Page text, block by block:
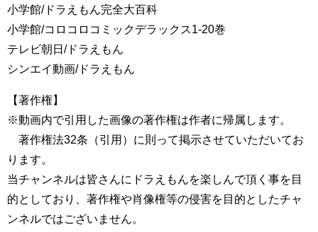
小学館/ドラえもん完全大百科
小学館/コロコロコミックデラックス1-20巻
テレビ朝日/ドラえもん
シンエイ動画/ドラえもん
【著作権】
※動画内で引用した画像の著作権は作者に帰属します。
著作権法32条（引用）に則って掲示させていただいてお
ります。
当チャンネルは皆さんにドラえもんを楽しんで頂く事を目
的としており、著作権や肖像権等の侵害を目的としたチャ
ンネルではございません。